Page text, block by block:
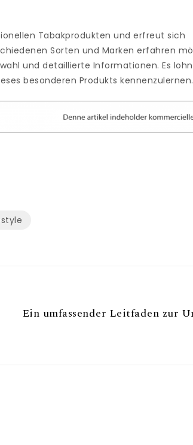
Tabakprodukten und erfreut sich
Sorten und Marken erfahren
und detaillierte Informationen. Es
besonderen Produkts kennenzulernen.
Ein umfassender Leitfaden zur